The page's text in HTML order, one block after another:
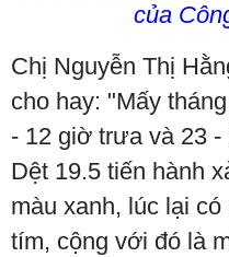
của
Chị Nguyễn Thị
cho hay: "Mấy
- 12 giờ trưa và 23
Dệt 19.5 tiến hành
màu xanh, lúc lại
tím, cộng với đó là